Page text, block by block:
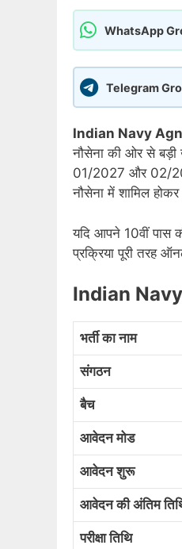
WhatsApp
Telegram
Indian Navy
नौसेना की ओर से
01/2027 और 02/
नौसेना में शामिल
यदि आपने 10वीं पास
प्रक्रिया पूरी तरह
Indian
भर्ती का नाम
संगठन
बैच
आवेदन मोड
आवेदन शुरू
आवेदन की अंतिम
परीक्षा तिथि